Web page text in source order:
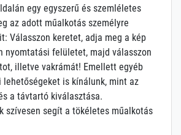
egy egyszerű és szemléletes
az adott műalkotás személyre
Válasszon keretet, adja meg a kép
nyomtatási felületet, majd válasszon
illetve vakrámát! Emellett egyéb
lehetőségeket is kínálunk, mint az
a távtartó kiválasztása.
szívesen segít a tökéletes műalkotás